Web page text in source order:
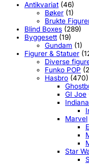
Antikvariat (46)
Bøker (1)
Brukte
Blind Boxes (289)
Byggesett (19)
Gundam (1)
Figurer & Statuer
Diverse
Funko POP
Hasbro (470)
GI Joe
Marvel
Star